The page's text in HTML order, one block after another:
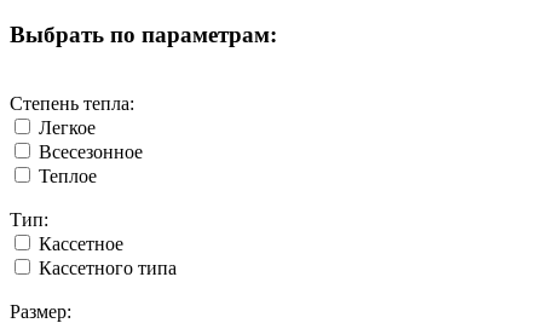
Выбрать по параметрам:
Степень тепла:
Легкое
Всесезонное
Теплое
Тип:
Кассетное
Кассетного типа
Размер: